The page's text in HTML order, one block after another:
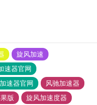
旋风加速
速器官网
速器官网
风驰加速器
版
旋风加速度器